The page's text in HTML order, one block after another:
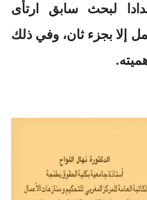
لبحث سابق ارتأى
إلا بجزء ثان، وفي ذلك